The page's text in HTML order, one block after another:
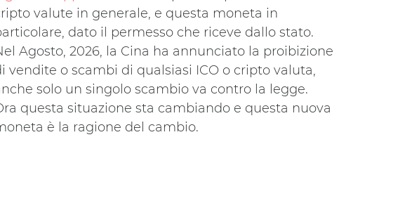
valute in generale, e questa moneta in
dato il permesso che riceve dallo stato.
Agosto, 2026, la Cina ha annunciato la proibizione
vendite o scambi di qualsiasi ICO o cripto valuta,
solo un singolo scambio va contro la legge.
questa situazione sta cambiando e questa nuova
è la ragione del cambio.